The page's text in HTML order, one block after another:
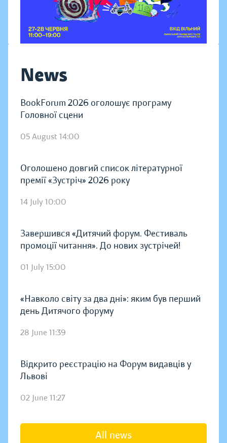
News
BookForum 2026 оголошує програму
Головної сцени
05 August 14:00
Оголошено довгий список літературної
премії «Зустріч» 2026 року
14 July 10:00
Завершився «Дитячий форум. Фестиваль
промоції читання». До нових зустрічей!
01 July 15:00
«Навколо світу за два дні»: яким був перший
день Дитячого форуму
28 June 11:39
Відкрито реєстрацію на Форум видавців у
Львові
02 June 11:27
All news